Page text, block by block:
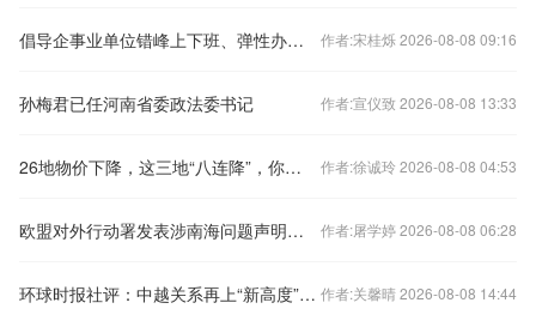
倡导企事业单位错峰上下班、弹性办公！北京发布七条响应措施 作者:宋桂烁 2026-08-08 09:16
孙梅君已任河南省委政法委书记 作者:宣仪致 2026-08-08 13:33
26地物价下降，这三地“八连降”，你家呢？ 作者:徐诚玲 2026-08-08 04:53
欧盟对外行动署发表涉南海问题声明，中国驻欧盟使团驳斥 作者:屠学婷 2026-08-08 06:28
环球时报社评：中越关系再上“新高度”令人期待 作者:关馨晴 2026-08-08 14:44